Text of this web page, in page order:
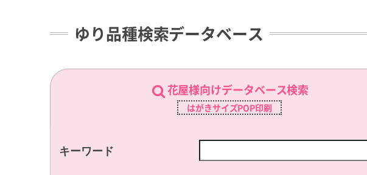
ゆり品種検索データベース
花屋様向けデータベース検索
はがきサイズPOP印刷
キーワード